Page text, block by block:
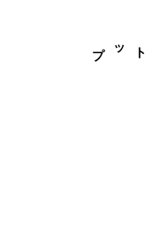
トップ